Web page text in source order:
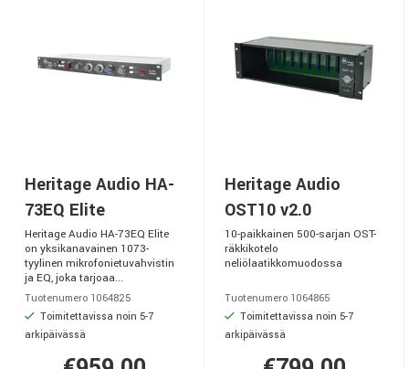
Heritage Audio HA-
73EQ Elite
Heritage Audio HA-73EQ Elite
on yksikanavainen 1073-
tyylinen mikrofonietuvahvistin
ja EQ, joka tarjoaa...
Tuotenumero 1064825
Toimitettavissa noin 5-7
arkipäivässä
Heritage Audio
OST10 v2.0
10-paikkainen 500-sarjan OST-
räkkikotelo
neliölaatikkomuodossa
Tuotenumero 1064865
Toimitettavissa noin 5-7
arkipäivässä